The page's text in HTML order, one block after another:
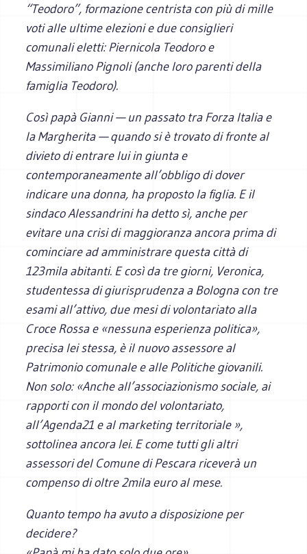
“Teodoro”, formazione centrista con più di mille
voti alle ultime elezioni e due consiglieri
comunali eletti: Piernicola Teodoro e
Massimiliano Pignoli (anche loro parenti della
famiglia Teodoro).
Così papà Gianni — un passato tra Forza Italia e
la Margherita — quando si è trovato di fronte al
divieto di entrare lui in giunta e
contemporaneamente all’obbligo di dover
indicare una donna, ha proposto la figlia. E il
sindaco Alessandrini ha detto sì, anche per
evitare una crisi di maggioranza ancora prima di
cominciare ad amministrare questa città di
123mila abitanti. E così da tre giorni, Veronica,
studentessa di giurisprudenza a Bologna con tre
esami all’attivo, due mesi di volontariato alla
Croce Rossa e «nessuna esperienza politica»,
precisa lei stessa, è il nuovo assessore al
Patrimonio comunale e alle Politiche giovanili.
Non solo: «Anche all’associazionismo sociale, ai
rapporti con il mondo del volontariato,
all’Agenda21 e al marketing territoriale »,
sottolinea ancora lei. E come tutti gli altri
assessori del Comune di Pescara riceverà un
compenso di oltre 2mila euro al mese.
Quanto tempo ha avuto a disposizione per
decidere?